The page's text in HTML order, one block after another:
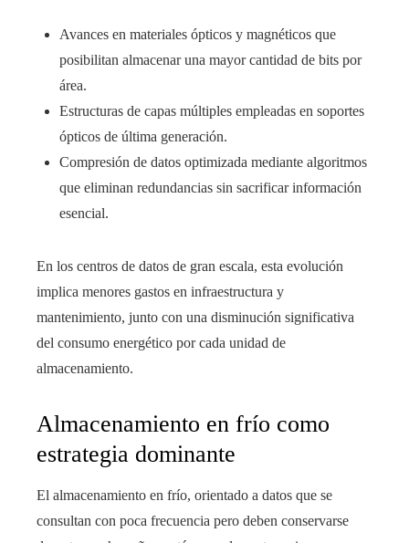
Avances en materiales ópticos y magnéticos que
posibilitan almacenar una mayor cantidad de bits por
área.
Estructuras de capas múltiples empleadas en soportes
ópticos de última generación.
Compresión de datos optimizada mediante algoritmos
que eliminan redundancias sin sacrificar información
esencial.
En los centros de datos de gran escala, esta evolución
implica menores gastos en infraestructura y
mantenimiento, junto con una disminución significativa
del consumo energético por cada unidad de
almacenamiento.
Almacenamiento en frío como
estrategia dominante
El almacenamiento en frío, orientado a datos que se
consultan con poca frecuencia pero deben conservarse